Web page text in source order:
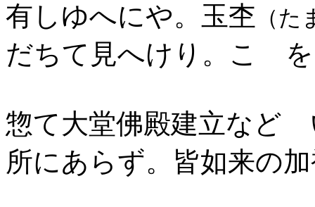
有しゆへにや。玉杢 （
だちて見へけり。こゝ
惣て大堂佛殿建立など
所にあらず。皆如来の